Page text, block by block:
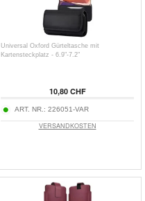
Universal Oxford Gürteltasche mit
Kartensteckplatz - 6.9"-7.2"
10,80 CHF
ART. NR.: 226051-VAR
VERSANDKOSTEN